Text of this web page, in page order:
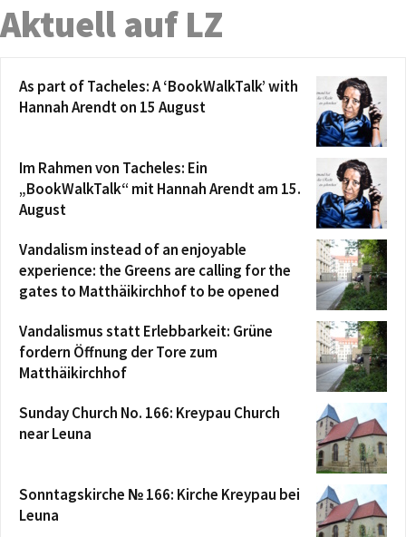
Aktuell auf LZ
As part of Tacheles: A ‘BookWalkTalk’ with
Hannah Arendt on 15 August
Im Rahmen von Tacheles: Ein
„BookWalkTalk“ mit Hannah Arendt am 15.
August
Vandalism instead of an enjoyable
experience: the Greens are calling for the
gates to Matthäikirchhof to be opened
Vandalismus statt Erlebbarkeit: Grüne
fordern Öffnung der Tore zum
Matthäikirchhof
Sunday Church No. 166: Kreypau Church
near Leuna
Sonntagskirche № 166: Kirche Kreypau bei
Leuna